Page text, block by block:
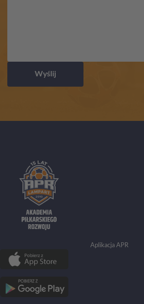
Wyślij
Aplikacja APR